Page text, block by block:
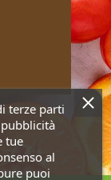
terze parti
tue
al
puoi